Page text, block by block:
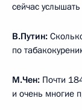
сейчас
В.Путин:
по
М.Чен: Почти
и очень многие